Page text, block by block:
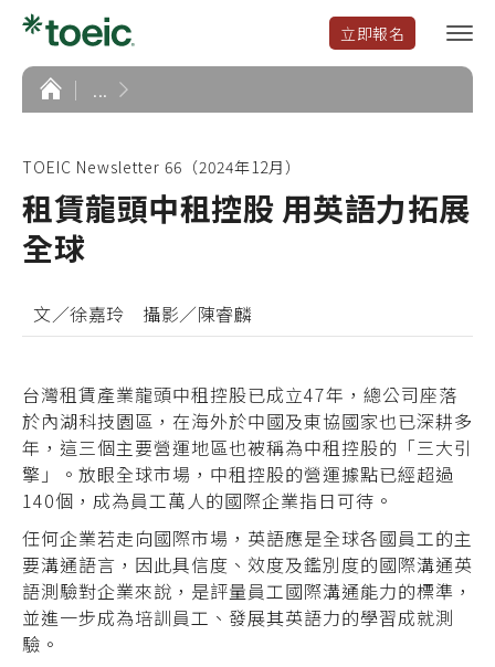
立即報名
選
單
首
頁
...
TOEIC Newsletter 66（2024年12月）
租賃龍頭中租控股 用英語力拓展
全球
文／徐嘉玲 攝影／陳睿麟
台灣租賃產業龍頭中租控股已成立47年，總公司座落
於內湖科技園區，在海外於中國及東協國家也已深耕多
年，這三個主要營運地區也被稱為中租控股的「三大引
擎」。放眼全球市場，中租控股的營運據點已經超過
140個，成為員工萬人的國際企業指日可待。
任何企業若走向國際市場，英語應是全球各國員工的主
要溝通語言，因此具信度、效度及鑑別度的國際溝通英
語測驗對企業來說，是評量員工國際溝通能力的標準，
並進一步成為培訓員工、發展其英語力的學習成就測
驗。